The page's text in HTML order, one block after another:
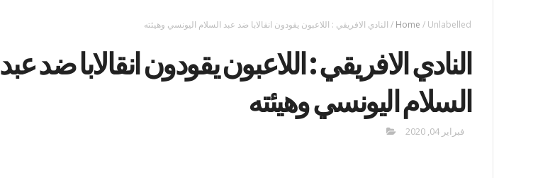
Home / Unlabelled
/ النادي الافريقي : اللاعبون يقودون انقالابا ضد عبد السلام اليونسي وهيئته
النادي الافريقي : اللاعبون يقودون انقالابا ضد عبد
السلام اليونسي وهيئته
فبراير 04, 2020